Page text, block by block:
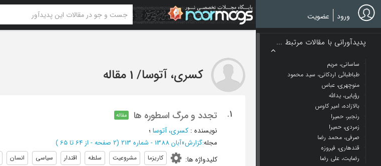
Skip
to
main
ورود عضویت
پدیدآورانی با مقالات مرتبط ...
ساسانی، مریم
طباطبائی اردکانی، سید محمود
منوچهری، عباس
رؤیایی، یدالله
بالازاده، امیر کاوس
رنجبر، حمیرا
زمردی، حمیرا
صرفی، محمد رضا
قندهاری، فیروزه
رضایت، علی رضا
کسری، آتوسا/ 1 مقاله
1. تجدد و مرگ اسطوره ها مقاله
نویسنده : کسری، آتوسا؛
مجله:گزارش»آبان 1388 - شماره 213 (‎2 صفحه - از 64 تا 65 )
کلیدواژه ها: کاریزما مشروعیت سلطه اقتدار سیاسی انسان